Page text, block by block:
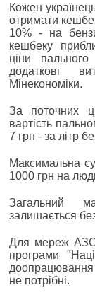
Кожен
отримати
10% - на
кешбеку
ціни
додаткові
Мінекономіки.
За поточних
вартість
7 грн - за літр
Максимальна
1000 грн на
Загальний
залишається
Для мереж АЗС,
програми
доопрацювання
не потрібні.